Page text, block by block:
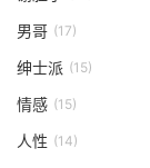
男哥 (17)
绅士派 (15)
情感 (15)
人性 (14)